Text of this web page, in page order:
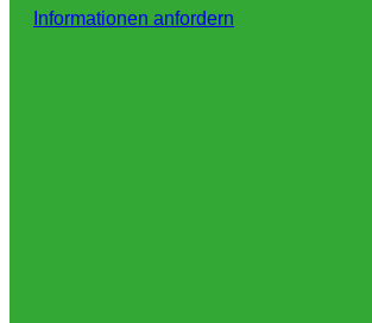
Informationen anfordern